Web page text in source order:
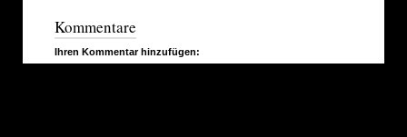
Kommentare
Ihren Kommentar hinzufügen: